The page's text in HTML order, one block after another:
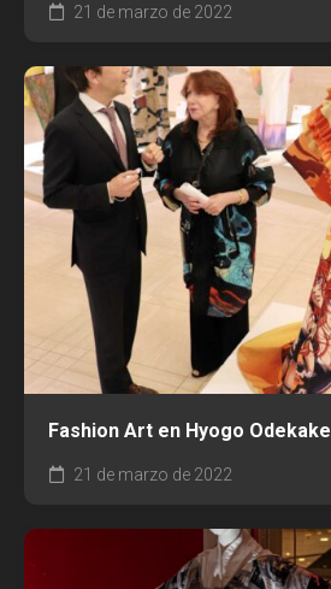
21 de marzo de 2022
Fashion Art en Hyogo Odekake
21 de marzo de 2022